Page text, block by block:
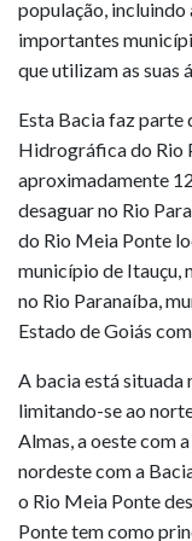
população,
importantes
que utilizam as suas
Esta Bacia faz
Hidrográfica do Rio
aproximadamente
desaguar no Rio
do Rio Meia Ponte
município de Itauçu,
no Rio Paranaíba,
Estado de Goiás
A bacia está situada
limitando-se ao
Almas, a oeste com
nordeste com a
o Rio Meia Ponte
Ponte tem como